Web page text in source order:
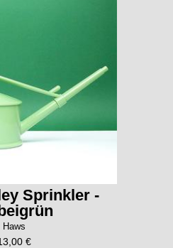
Sprinkler -
Haws
€